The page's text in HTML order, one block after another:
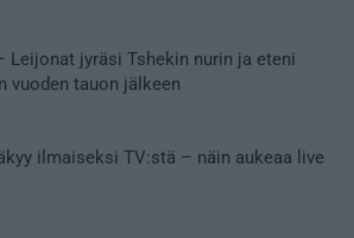
Leijonat jyräsi Tshekin nurin ja eteni
vuoden tauon jälkeen
ilmaiseksi TV:stä – näin aukeaa live